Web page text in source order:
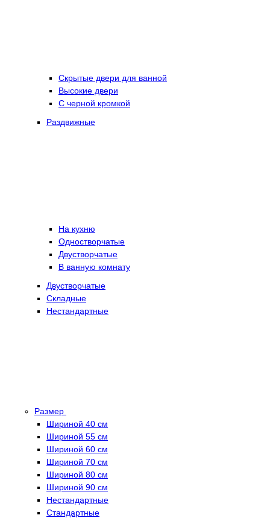
Скрытые двери для ванной
Высокие двери
С черной кромкой
Раздвижные
На кухню
Одностворчатые
Двустворчатые
В ванную комнату
Двустворчатые
Складные
Нестандартные
Размер
Шириной 40 см
Шириной 55 см
Шириной 60 см
Шириной 70 см
Шириной 80 см
Шириной 90 см
Нестандартные
Стандартные